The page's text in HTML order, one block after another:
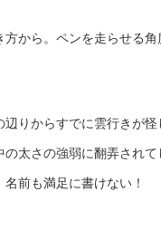
方から。ペンを走らせる
辺りからすでに雲行きが
の太さの強弱に翻弄され
前も満足に書けない！